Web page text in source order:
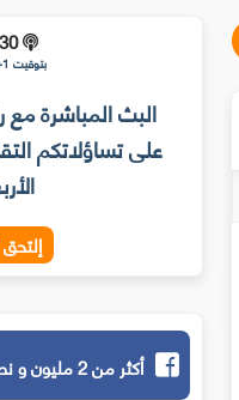
18:30
بتوقيت GMT+1
البث المباشرة مع
على تساؤلاتكم
أكثر من 2 مليون و نصف معجب